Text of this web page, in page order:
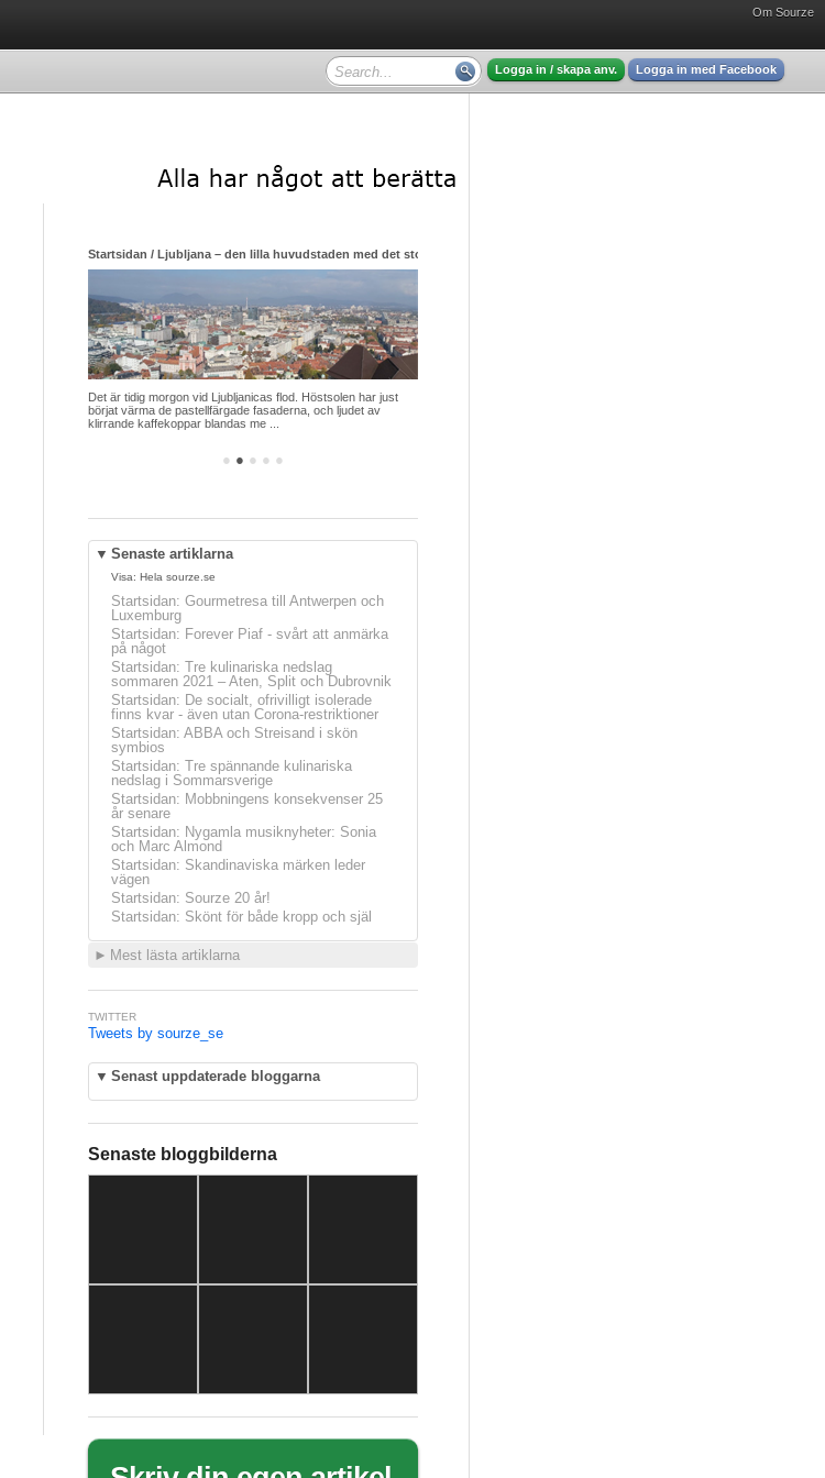
Om Sourze
Logga in / skapa anv. Logga in med Facebook
● ● ● ● ●
Startsidan / Ljubljana – den lilla huvudstaden med det stora hjärtat
Det är tidig morgon vid Ljubljanicas flod. Höstsolen har just
börjat värma de pastellfärgade fasaderna, och ljudet av
klirrande kaffekoppar blandas me ...
▼ Senaste artiklarna
Visa: Hela sourze.se
Startsidan: Gourmetresa till Antwerpen och
Luxemburg
Startsidan: Forever Piaf - svårt att anmärka
på något
Startsidan: Tre kulinariska nedslag
sommaren 2021 – Aten, Split och Dubrovnik
Startsidan: De socialt, ofrivilligt isolerade
finns kvar - även utan Corona-restriktioner
Startsidan: ABBA och Streisand i skön
symbios
Startsidan: Tre spännande kulinariska
nedslag i Sommarsverige
Startsidan: Mobbningens konsekvenser 25
år senare
Startsidan: Nygamla musiknyheter: Sonia
och Marc Almond
Startsidan: Skandinaviska märken leder
vägen
Startsidan: Sourze 20 år!
Startsidan: Skönt för både kropp och själ
► Mest lästa artiklarna
TWITTER
Tweets by sourze_se
▼ Senast uppdaterade bloggarna
Senaste bloggbilderna